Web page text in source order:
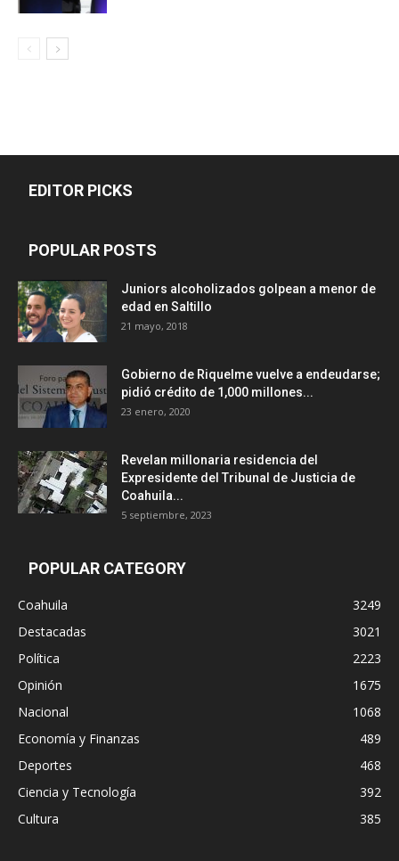
EDITOR PICKS
POPULAR POSTS
Juniors alcoholizados golpean a menor de
edad en Saltillo
21 mayo, 2018
Gobierno de Riquelme vuelve a endeudarse;
pidió crédito de 1,000 millones...
23 enero, 2020
Revelan millonaria residencia del
Expresidente del Tribunal de Justicia de
Coahuila...
5 septiembre, 2023
POPULAR CATEGORY
Coahuila
3249
Destacadas
3021
Política
2223
Opinión
1675
Nacional
1068
Economía y Finanzas
489
Deportes
468
Ciencia y Tecnología
392
Cultura
385